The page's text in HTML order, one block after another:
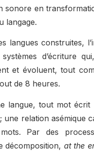
sonore en
langage.
langues construites,
d’écriture
et évoluent, tout
de 8 heures.
langue, tout mot écrit
une relation asémique
Par des
décomposition, at the